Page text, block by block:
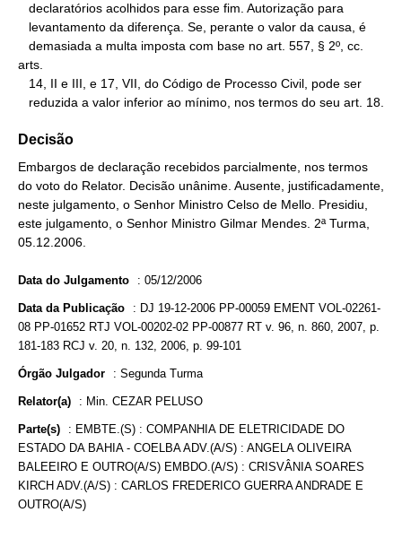
arts.
   reduzida a valor inferior ao mínimo, nos termos do seu art. 18.
Decisão
Embargos de declaração recebidos parcialmente, nos termos
do voto do Relator. Decisão unânime. Ausente, justificadamente,
neste julgamento, o Senhor Ministro Celso de Mello. Presidiu,
este julgamento, o Senhor Ministro Gilmar Mendes. 2ª Turma,
05.12.2006.
Data do Julgamento : 05/12/2006
Data da Publicação : DJ 19-12-2006 PP-00059 EMENT VOL-02261-
08 PP-01652 RTJ VOL-00202-02 PP-00877 RT v. 96, n. 860, 2007, p.
181-183 RCJ v. 20, n. 132, 2006, p. 99-101
Órgão Julgador : Segunda Turma
Relator(a) : Min. CEZAR PELUSO
Parte(s) : EMBTE.(S) : COMPANHIA DE ELETRICIDADE DO
ESTADO DA BAHIA - COELBA ADV.(A/S) : ANGELA OLIVEIRA
BALEEIRO E OUTRO(A/S) EMBDO.(A/S) : CRISVÂNIA SOARES
KIRCH ADV.(A/S) : CARLOS FREDERICO GUERRA ANDRADE E
OUTRO(A/S)